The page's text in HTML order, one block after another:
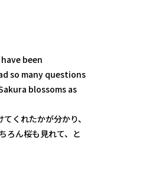
been
so many questions
blossoms as
くれたかが分かり、
ろん桜も見れて、と